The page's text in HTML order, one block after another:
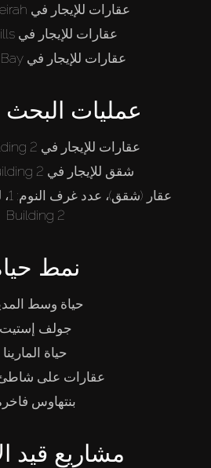
عقارات للإيجار في Palm Jumeirah
عقارات للإيجار في Dubai Hills
عقارات للإيجار في Business Bay
عمليات البحث
عقارات للإيجار في La Cote Building 2
شقق للإيجار في La Cote Building 2
Building 2
نمط
حياة وسط
جولف إستيت
حياة المارينا
عقارات على شاطئ
بنتهاوس
مشاريع قيد